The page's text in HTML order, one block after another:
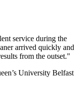
service during the
arrived quickly and
from the outset."
University Belfast